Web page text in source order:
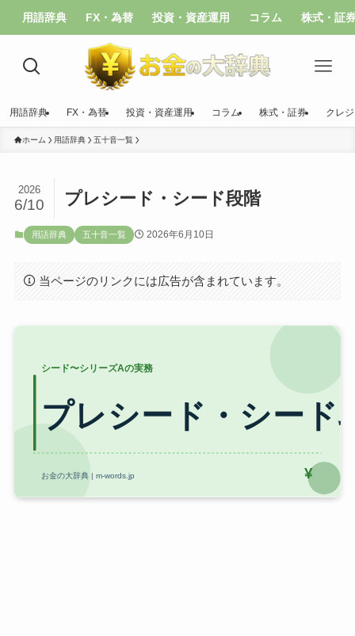
用語辞典 FX・為替 投資・資産運用 コラム 株式・証
用語辞典 FX・為替 投資・資産運用 コラム 株式・証券 クレ
ホーム 用語辞典 五十音一覧
プレシード・シード段階
2026
6/10
用語辞典 五十音一覧 2026年6月10日
当ページのリンクには広告が含まれています。